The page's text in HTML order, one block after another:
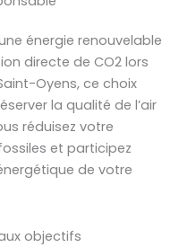
énergie renouvelable
directe de CO2 lors
Oyens, ce choix
la qualité de l’air
réduisez votre
et participez
de votre
objectifs